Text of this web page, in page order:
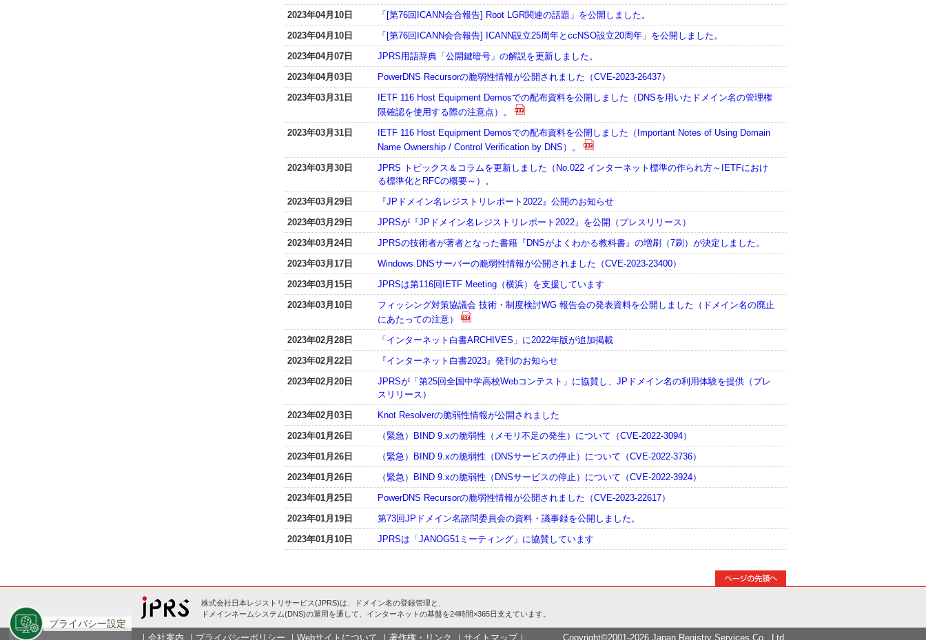
2023年04月10日
「[第76回ICANN会合報告] Root LGR関連の話題」を公開しました。
2023年04月10日
「[第76回ICANN会合報告] ICANN設立25周年とccNSO設立20周年」を公開しました。
2023年04月07日
JPRS用語辞典「公開鍵暗号」の解説を更新しました。
2023年04月03日
PowerDNS Recursorの脆弱性情報が公開されました（CVE-2023-26437）
2023年03月31日
IETF 116 Host Equipment Demosでの配布資料を公開しました（DNSを用いたドメイン名の管理権
限確認を使用する際の注意点）。
2023年03月31日
IETF 116 Host Equipment Demosでの配布資料を公開しました（Important Notes of Using Domain
Name Ownership / Control Verification by DNS）。
2023年03月30日
JPRS トピックス＆コラムを更新しました（No.022 インターネット標準の作られ方～IETFにおけ
る標準化とRFCの概要～）。
2023年03月29日
『JPドメイン名レジストリレポート2022』公開のお知らせ
2023年03月29日
JPRSが『JPドメイン名レジストリレポート2022』を公開（プレスリリース）
2023年03月24日
JPRSの技術者が著者となった書籍『DNSがよくわかる教科書』の増刷（7刷）が決定しました。
2023年03月17日
Windows DNSサーバーの脆弱性情報が公開されました（CVE-2023-23400）
2023年03月15日
JPRSは第116回IETF Meeting（横浜）を支援しています
2023年03月10日
フィッシング対策協議会 技術・制度検討WG 報告会の発表資料を公開しました（ドメイン名の廃止
にあたっての注意）
2023年02月28日
「インターネット白書ARCHIVES」に2022年版が追加掲載
2023年02月22日
『インターネット白書2023』発刊のお知らせ
2023年02月20日
JPRSが「第25回全国中学高校Webコンテスト」に協賛し、JPドメイン名の利用体験を提供（プレ
スリリース）
2023年02月03日
Knot Resolverの脆弱性情報が公開されました
2023年01月26日
（緊急）BIND 9.xの脆弱性（メモリ不足の発生）について（CVE-2022-3094）
2023年01月26日
（緊急）BIND 9.xの脆弱性（DNSサービスの停止）について（CVE-2022-3736）
2023年01月26日
（緊急）BIND 9.xの脆弱性（DNSサービスの停止）について（CVE-2022-3924）
2023年01月25日
PowerDNS Recursorの脆弱性情報が公開されました（CVE-2023-22617）
2023年01月19日
第73回JPドメイン名諮問委員会の資料・議事録を公開しました。
2023年01月10日
JPRSは「JANOG51ミーティング」に協賛しています
株式会社日本レジストリサービス(JPRS)は、ドメイン名の登録管理と、
ドメインネームシステム(DNS)の運用を通して、インターネットの基盤を24時間×365日支えています。
｜ 会社案内 ｜ プライバシーポリシー ｜ Webサイトについて ｜ 著作権・リンク ｜ サイトマップ｜ Copyright©2001-2026 Japan Registry Services Co., Ltd.
プライバシー設定